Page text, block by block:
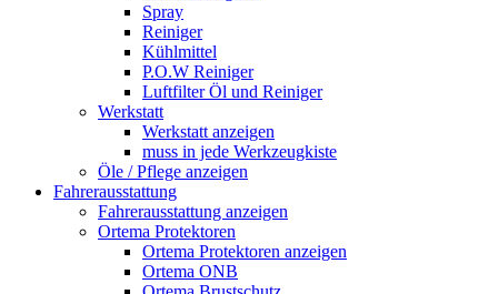
Spray
Reiniger
Kühlmittel
P.O.W Reiniger
Luftfilter Öl und Reiniger
Werkstatt
Werkstatt anzeigen
muss in jede Werkzeugkiste
Öle / Pflege anzeigen
Fahrerausstattung
Fahrerausstattung anzeigen
Ortema Protektoren
Ortema Protektoren anzeigen
Ortema ONB